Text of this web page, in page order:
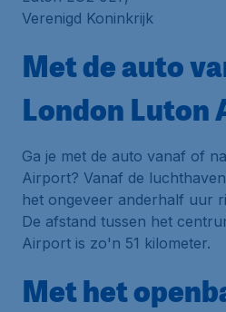
Verenigd Koninkrijk
Met de auto
London
Ga je met de auto vanaf of
Airport? Vanaf de
het ongeveer anderhalf uur
De afstand tussen het
Airport is zo'n 51 kilometer.
Met het